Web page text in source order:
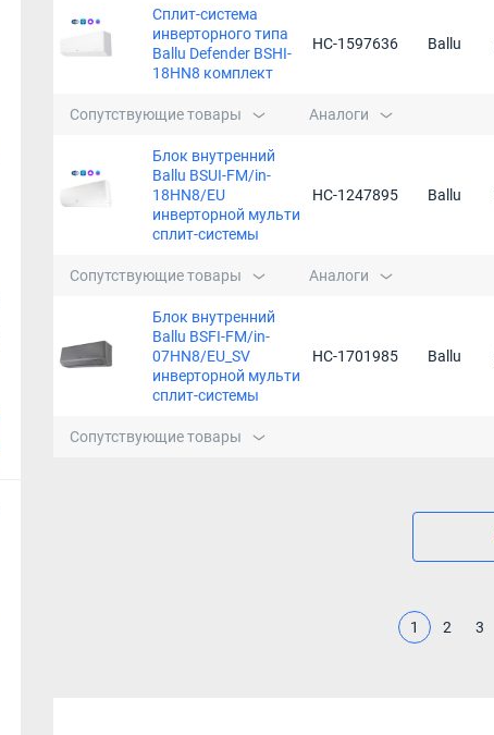
Сплит-система
инверторного типа
Ballu Defender BSHI-
18HN8 комплект
НС-1597636 Ballu
Сопутствующие товары Аналоги
Блок внутренний
Ballu BSUI-FM/in-
18HN8/EU
инверторной мульти
сплит-системы
НС-1247895 Ballu
Сопутствующие товары Аналоги
Блок внутренний
Ballu BSFI-FM/in-
07HN8/EU_SV
инверторной мульти
сплит-системы
НС-1701985 Ballu
Сопутствующие товары
1 2 3